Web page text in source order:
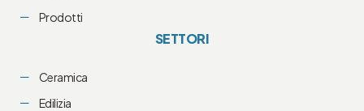
Prodotti
SETTORI
Ceramica
Edilizia